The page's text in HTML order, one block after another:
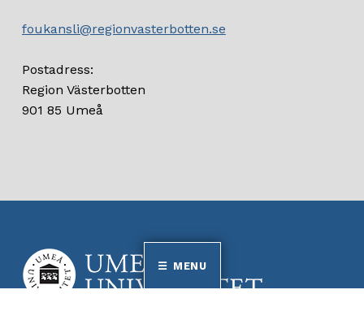
MENU
foukansli@regionvasterbotten.se
Postadress:
Region Västerbotten
901 85 Umeå